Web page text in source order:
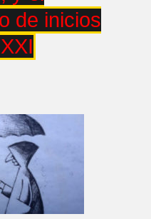
de inicios